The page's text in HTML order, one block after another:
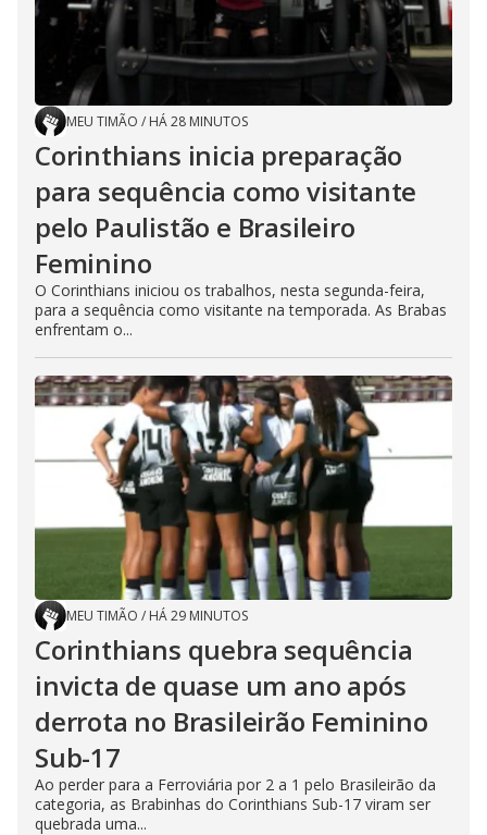
MEU TIMÃO / HÁ 28 MINUTOS
Corinthians inicia preparação
para sequência como visitante
pelo Paulistão e Brasileiro
Feminino
O Corinthians iniciou os trabalhos, nesta segunda-feira,
para a sequência como visitante na temporada. As Brabas
enfrentam o...
MEU TIMÃO / HÁ 29 MINUTOS
Corinthians quebra sequência
invicta de quase um ano após
derrota no Brasileirão Feminino
Sub-17
Ao perder para a Ferroviária por 2 a 1 pelo Brasileirão da
categoria, as Brabinhas do Corinthians Sub-17 viram ser
quebrada uma...